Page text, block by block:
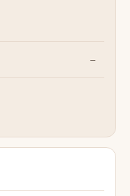
—